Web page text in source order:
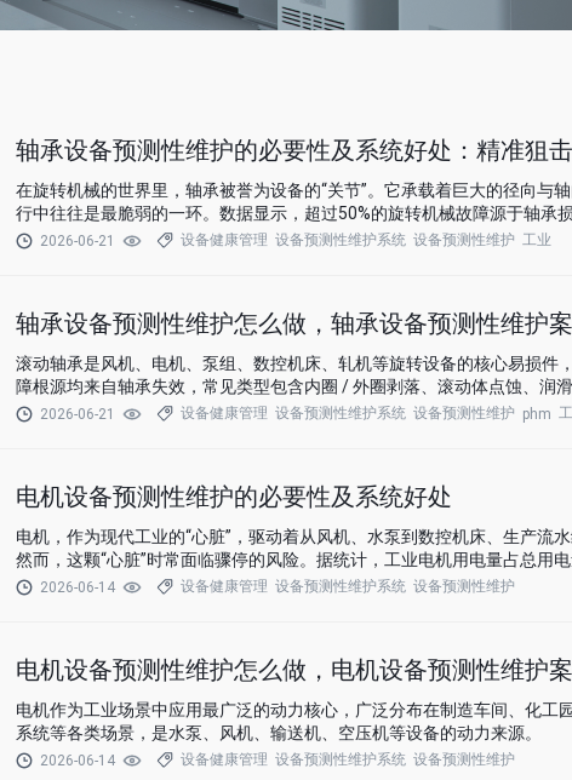
轴承设备预测性维护的必要性及系统好处：精准狙
在旋转机械的世界里，轴承被誉为设备的“关节”。它承载着巨大的径向与
行中往往是最脆弱的一环。数据显示，超过50%的旋转机械故障源于轴承损
2026-06-21 设备健康管理 设备预测性维护系统 设备预测性维护 工业
轴承设备预测性维护怎么做，轴承设备预测性维护
滚动轴承是风机、电机、泵组、数控机床、轧机等旋转设备的核心易损件
障根源均来自轴承失效，常见类型包含内圈 / 外圈剥落、滚动体点蚀、润
抱轴卡死等。
2026-06-21 设备健康管理 设备预测性维护系统 设备预测性维护 phm
电机设备预测性维护的必要性及系统好处
电机，作为现代工业的“心脏”，驱动着从风机、水泵到数控机床、生产流水
然而，这颗“心脏”时常面临骤停的风险。据统计，工业电机用电量占总用电
障导致的非计划停机占整个工厂事故的40%以上。
2026-06-14 设备健康管理 设备预测性维护系统 设备预测性维护
电机设备预测性维护怎么做，电机设备预测性维护
电机作为工业场景中应用最广泛的动力核心，广泛分布在制造车间、化工
系统等各类场景，是水泵、风机、输送机、空压机等设备的动力来源。
2026-06-14 设备健康管理 设备预测性维护系统 设备预测性维护